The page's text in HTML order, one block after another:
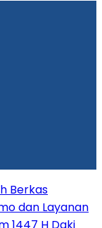
Berkas
dan Layanan